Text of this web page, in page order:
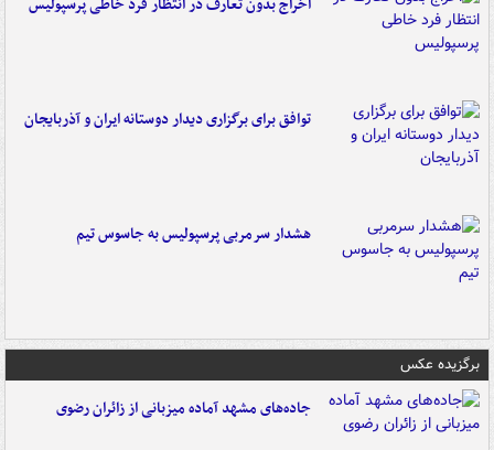
توافق برای برگزاری دیدار دوستانه ایران و آذربایجان
هشدار سرمربی پرسپولیس به جاسوس تیم
برگزیده عکس
جاده‌های مشهد آماده میزبانی از زائران رضوی